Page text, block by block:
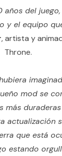
años del
y el equipo
, artista y
Throne.
mod se
más
actualización
que está
estando